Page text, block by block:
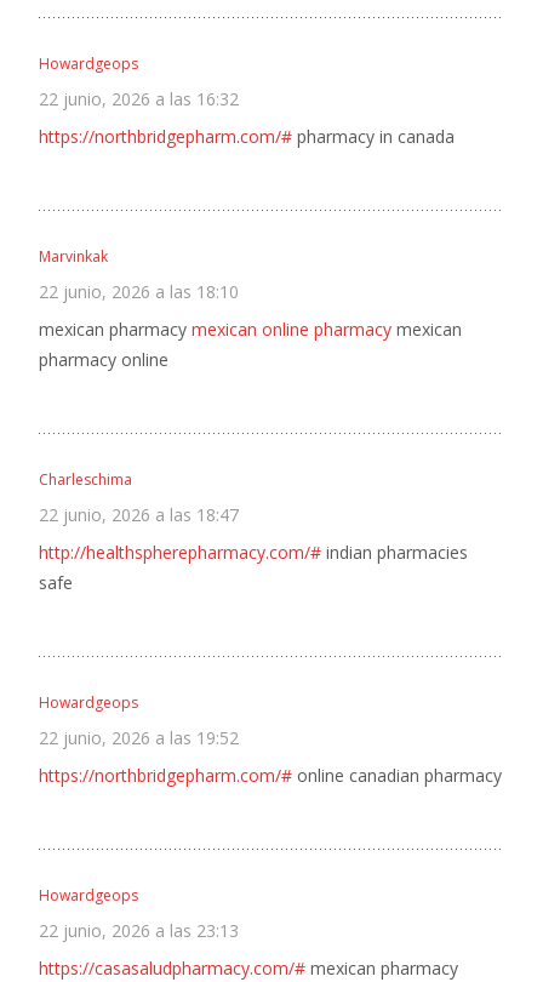
Howardgeops
22 junio, 2026 a las 16:32
https://northbridgepharm.com/# pharmacy in canada
Marvinkak
22 junio, 2026 a las 18:10
mexican pharmacy mexican online pharmacy mexican
pharmacy online
Charleschima
22 junio, 2026 a las 18:47
http://healthspherepharmacy.com/# indian pharmacies
safe
Howardgeops
22 junio, 2026 a las 19:52
https://northbridgepharm.com/# online canadian pharmacy
Howardgeops
22 junio, 2026 a las 23:13
https://casasaludpharmacy.com/# mexican pharmacy